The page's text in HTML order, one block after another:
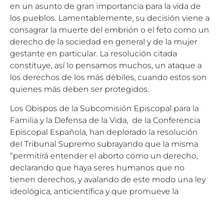
en un asunto de gran importancia para la vida de
los pueblos. Lamentablemente, su decisión viene a
consagrar la muerte del embrión o el feto como un
derecho de la sociedad en general y de la mujer
gestante en particular. La resolución citada
constituye, así lo pensamos muchos, un ataque a
los derechos de los más débiles, cuando estos son
quienes más deben ser protegidos.
Los Obispos de la Subcomisión Episcopal para la
Familia y la Defensa de la Vida, de la Conferencia
Episcopal Española, han deplorado la resolución
del Tribunal Supremo subrayando que la misma
“permitirá entender el aborto como un derecho,
declarando que haya seres humanos que no
tienen derechos, y avalando de este modo una ley
ideológica, anticientífica y que promueve la